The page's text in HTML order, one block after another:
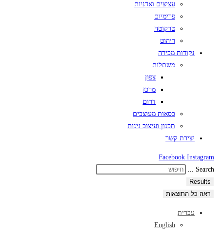
עציצים ואדניות
פרימיום
טרקוטה
ריהוט
נקודות מכירה
משתלות
צפון
מרכז
דרום
כסאות מעוצבים
תכנון ועיצוב גינות
יצירת קשר
Facebook Instagram
Search ...
Results
ראה כל התוצאות
עברית
English